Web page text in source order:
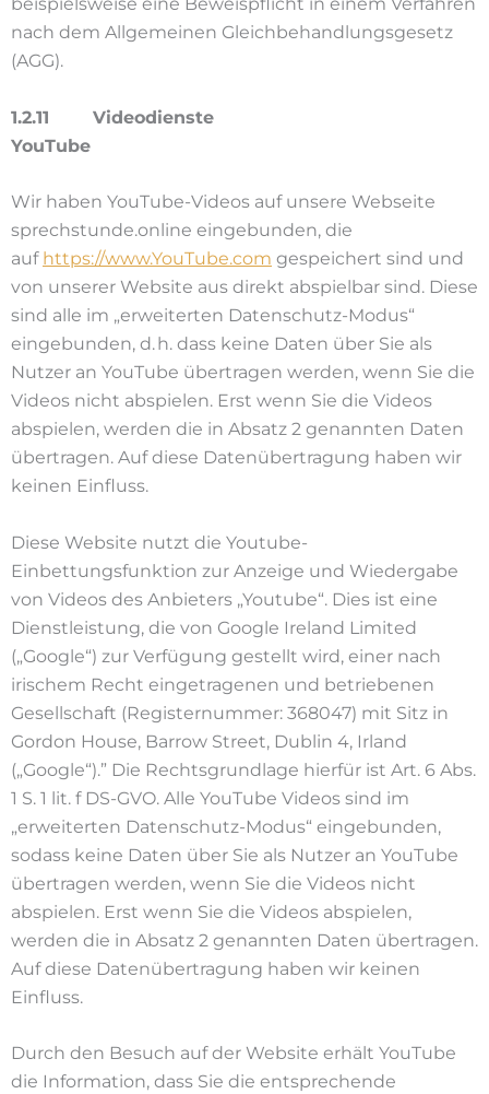
nach dem Allgemeinen Gleichbehandlungsgesetz
(AGG).
1.2.11 Videodienste
YouTube
Wir haben YouTube-Videos auf unsere Webseite
sprechstunde.online eingebunden, die
auf https://www.YouTube.com gespeichert sind und
von unserer Website aus direkt abspielbar sind. Diese
sind alle im „erweiterten Datenschutz-Modus“
eingebunden, d. h. dass keine Daten über Sie als
Nutzer an YouTube übertragen werden, wenn Sie die
Videos nicht abspielen. Erst wenn Sie die Videos
abspielen, werden die in Absatz 2 genannten Daten
übertragen. Auf diese Datenübertragung haben wir
keinen Einfluss.
Diese Website nutzt die Youtube-
Einbettungsfunktion zur Anzeige und Wiedergabe
von Videos des Anbieters „Youtube“. Dies ist eine
Dienstleistung, die von Google Ireland Limited
(„Google“) zur Verfügung gestellt wird, einer nach
irischem Recht eingetragenen und betriebenen
Gesellschaft (Registernummer: 368047) mit Sitz in
Gordon House, Barrow Street, Dublin 4, Irland
(„Google“).” Die Rechtsgrundlage hierfür ist Art. 6 Abs.
1 S. 1 lit. f DS-GVO. Alle YouTube Videos sind im
„erweiterten Datenschutz-Modus“ eingebunden,
sodass keine Daten über Sie als Nutzer an YouTube
übertragen werden, wenn Sie die Videos nicht
abspielen. Erst wenn Sie die Videos abspielen,
werden die in Absatz 2 genannten Daten übertragen.
Auf diese Datenübertragung haben wir keinen
Einfluss.
Durch den Besuch auf der Website erhält YouTube
die Information, dass Sie die entsprechende